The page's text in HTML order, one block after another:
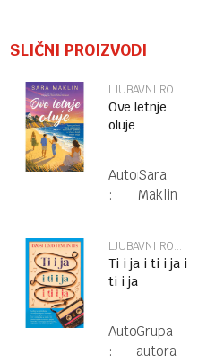
SLIČNI PROIZVODI
LJUBAVNI ROMAN
Ove letnje
oluje
Autor
:
Sara
Maklin
LJUBAVNI ROMAN
Ti i ja i ti i ja i
ti i ja
Autor
:
Grupa
autora